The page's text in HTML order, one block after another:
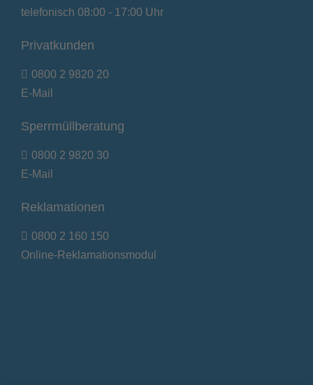
telefonisch 08:00 - 17:00 Uhr
Privatkunden
0800 2 9820 20
E-Mail
Sperrmüllberatung
0800 2 9820 30
E-Mail
Reklamationen
0800 2 160 150
Online-Reklamationsmodul